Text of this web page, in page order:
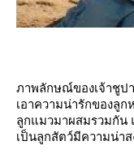
ภาพลักษณ์ของเจ้าชูป
เอาความน่ารักของลูก
ลูกแมวมาผสมรวมกัน
เป็นลูกสัตว์มีความน่าส